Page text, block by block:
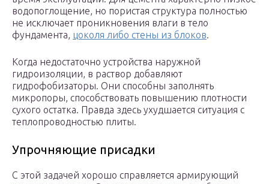
водопоглощение, но пористая структура полностью
не исключает проникновения влаги в тело
фундамента, цоколя либо стены из блоков.
Когда недостаточно устройства наружной
гидроизоляции, в раствор добавляют
гидрофобизаторы. Они способны заполнять
микропоры, способствовать повышению плотности
сухого остатка. Правда здесь ухудшается ситуация с
теплопроводностью плиты.
Упрочняющие присадки
С этой задачей хорошо справляется армирующий